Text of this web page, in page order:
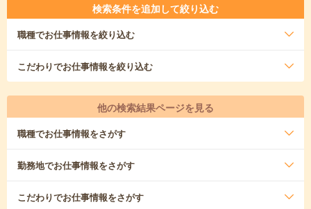
検索条件を追加して絞り込む
職種でお仕事情報を絞り込む
こだわりでお仕事情報を絞り込む
他の検索結果ページを見る
職種でお仕事情報をさがす
勤務地でお仕事情報をさがす
こだわりでお仕事情報をさがす